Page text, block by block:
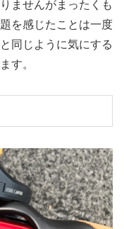
ませんがまったくも
を感じたことは一度
同じように気にする
ます。